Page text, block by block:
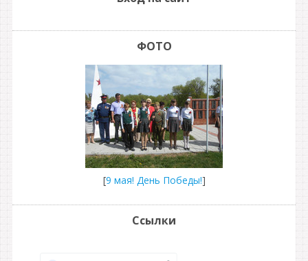
ФОТО
[9 мая! День Победы!]
Ссылки